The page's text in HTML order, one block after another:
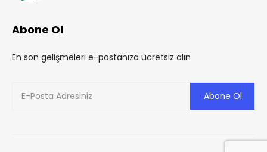
Abone Ol
En son gelişmeleri e-postanıza ücretsiz alın